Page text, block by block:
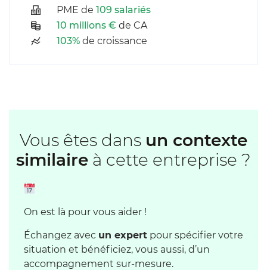
PME de 109 salariés
10 millions € de CA
103% de croissance
Vous êtes dans un contexte
similaire à cette entreprise ?
On est là pour vous aider !
Échangez avec un expert pour spécifier votre
situation et bénéficiez, vous aussi, d’un
accompagnement sur-mesure.